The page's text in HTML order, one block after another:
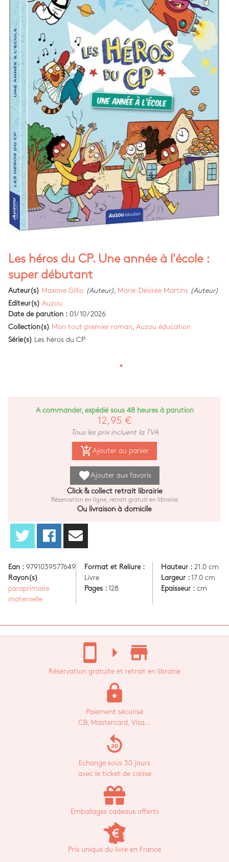
Les héros du CP. Une année à l'école :
super débutant
Auteur(s) Maxime Gillio (Auteur) Marie-Désirée Martins (Auteur)
Editeur(s) Auzou
Date de parution : 01/10/2026
Collection(s) Mon tout premier roman
Auzou éducation
Série(s)
Les héros du CP
A commander, expédié sous 48 heures à parution
12,95 €
Tous les prix incluent la TVA
add_shopping_cart Ajouter au panier
favoriteAjouter aux favoris
Click & collect retrait librairie
Réservation en ligne, retrait gratuit en librairie
Ou livraison à domicile
Ean : 9791039577649
Rayon(s)
paraprimaire
maternelle
Format et Reliure :
Livre
Pages : 128
Hauteur :21.0 cm
Largeur :17.0 cm
Epaisseur :cm
stay_current_portrait arrow_right store_mall_directory
Réservation gratuite et retrait en librairie
lock
Paiement sécurisé
CB, Mastercard, Visa...
replay_30
Echange sous 30 jours
avec le ticket de caisse
Emballages cadeaux offerts
Prix unique du livre en France